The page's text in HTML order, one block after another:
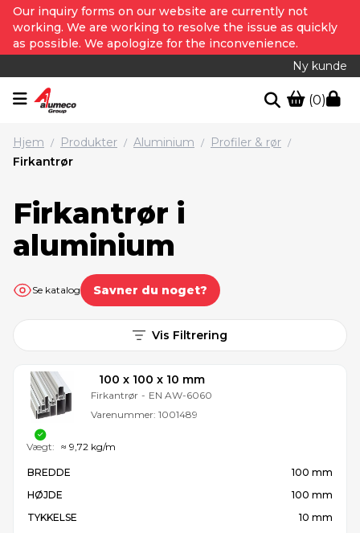
Our inquiry forms on our website are currently not
working. We are working to resolve the issue as quickly
as possible. We apologize for the inconvenience.
Ny kunde
(0)
Hjem / Produkter / Aluminium / Profiler & rør /
Firkantrør
Firkantrør i
aluminium
Se katalog Savner du noget?
Vis Filtrering
100 x 100 x 10 mm
Firkantrør - EN AW-6060
Varenummer: 1001489
BREDDE
100 mm
HØJDE
100 mm
TYKKELSE
10 mm
Vægt: ≈ 9,72 kg/m